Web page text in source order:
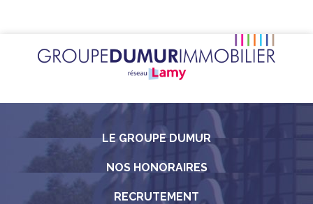
LE GROUPE DUMUR
NOS HONORAIRES
RECRUTEMENT